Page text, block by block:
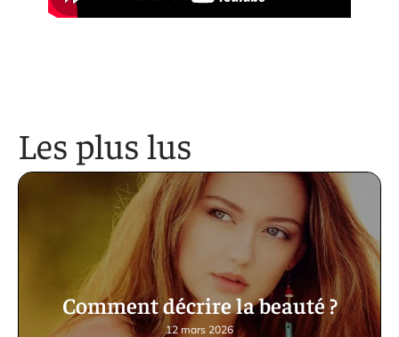
Les plus lus
Comment décrire la beauté ?
12 mars 2026